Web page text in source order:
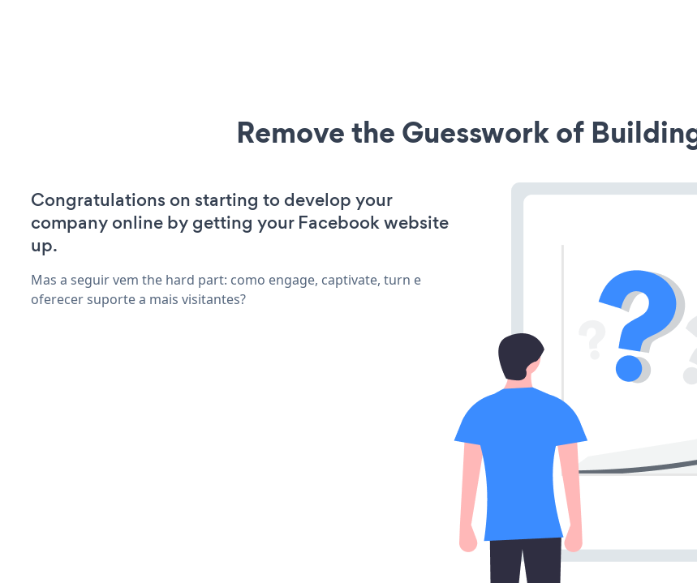
Remove the Guesswork of
Congratulations on starting to develop your
company online by getting your Facebook website
up.
Mas a seguir vem the hard part: como engage, captivate, turn e
oferecer suporte a mais visitantes?